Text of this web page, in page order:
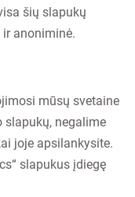
šių slapukų
anoniminė.
mūsų svetaine
negalime
joje apsilankysite.
slapukus įdiegę